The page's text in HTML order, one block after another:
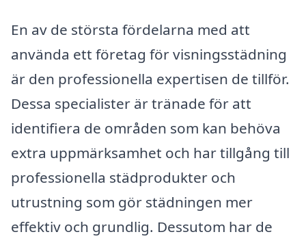
En av de största fördelarna med att
använda ett företag för visningsstädning
är den professionella expertisen de tillför.
Dessa specialister är tränade för att
identifiera de områden som kan behöva
extra uppmärksamhet och har tillgång till
professionella städprodukter och
utrustning som gör städningen mer
effektiv och grundlig. Dessutom har de